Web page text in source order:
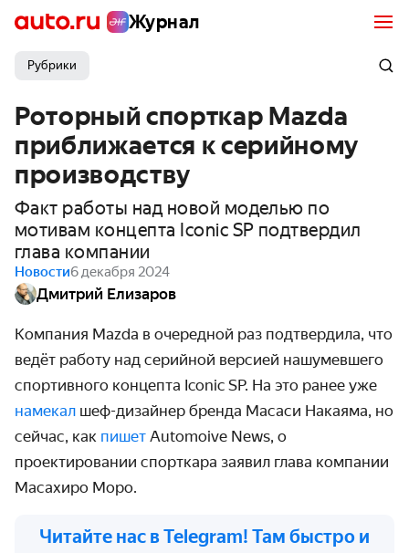
Журнал
Рубрики
Роторный спорткар Mazda
приближается к серийному
производству
Факт работы над новой моделью по
мотивам концепта Iconic SP подтвердил
глава компании
Новости6 декабря 2024
Дмитрий Елизаров
Компания Mazda в очередной раз подтвердила, что
ведёт работу над серийной версией нашумевшего
спортивного концепта Iconic SP. На это ранее уже
намекал шеф-дизайнер бренда Масаси Накаяма, но
сейчас, как пишет Automoive News, о
проектировании спорткара заявил глава компании
Масахиро Моро.
Читайте нас в Telegram! Там быстро и